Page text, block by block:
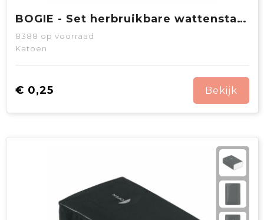
BOGIE - Set herbruikbare wattenstaafjes
8388 op voorraad
Katoen
€ 0,25 Bekijk